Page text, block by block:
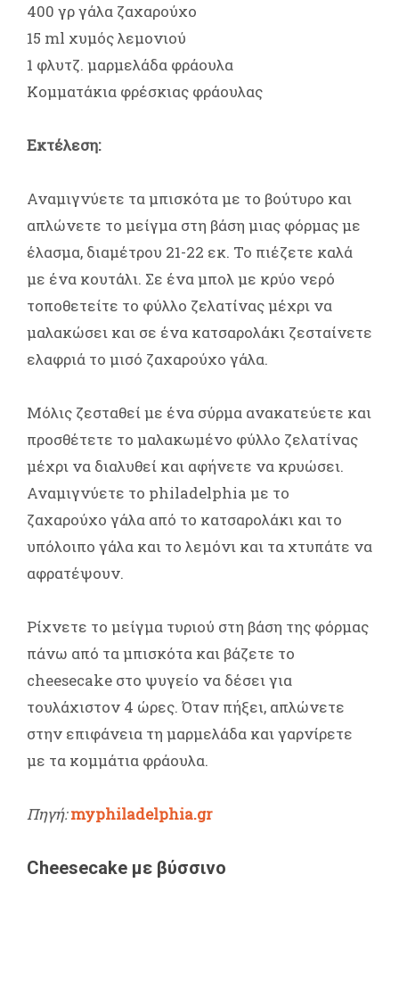
400 γρ γάλα ζαχαρούχο
15 ml χυμός λεμονιού
1 φλυτζ. μαρμελάδα φράουλα
Kομματάκια φρέσκιας φράουλας
Εκτέλεση:
Αναμιγνύετε τα μπισκότα με το βούτυρο και
απλώνετε το μείγμα στη βάση μιας φόρμας με
έλασμα, διαμέτρου 21-22 εκ. Το πιέζετε καλά
με ένα κουτάλι. Σε ένα μπολ με κρύο νερό
τοποθετείτε το φύλλο ζελατίνας μέχρι να
μαλακώσει και σε ένα κατσαρολάκι ζεσταίνετε
ελαφριά το μισό ζαχαρούχο γάλα.
Μόλις ζεσταθεί με ένα σύρμα ανακατεύετε και
προσθέτετε το μαλακωμένο φύλλο ζελατίνας
μέχρι να διαλυθεί και αφήνετε να κρυώσει.
Αναμιγνύετε το philadelphia με το
ζαχαρούχο γάλα από το κατσαρολάκι και το
υπόλοιπο γάλα και το λεμόνι και τα χτυπάτε να
αφρατέψουν.
Ρίχνετε το μείγμα τυριού στη βάση της φόρμας
πάνω από τα μπισκότα και βάζετε το
cheesecake στο ψυγείο να δέσει για
τουλάχιστον 4 ώρες. Όταν πήξει, απλώνετε
στην επιφάνεια τη μαρμελάδα και γαρνίρετε
με τα κομμάτια φράουλα.
Πηγή: myphiladelphia.gr
Cheesecake με βύσσινο